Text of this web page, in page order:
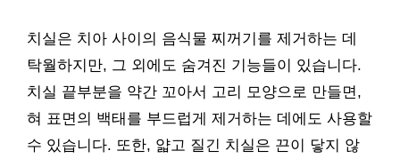
치실은 치아 사이의 음식물 찌꺼기를 제거하는 데
탁월하지만, 그 외에도 숨겨진 기능들이 있습니다.
치실 끝부분을 약간 꼬아서 고리 모양으로 만들면,
혀 표면의 백태를 부드럽게 제거하는 데에도 사용할
수 있습니다. 또한, 얇고 질긴 치실은 끈이 닿지 않